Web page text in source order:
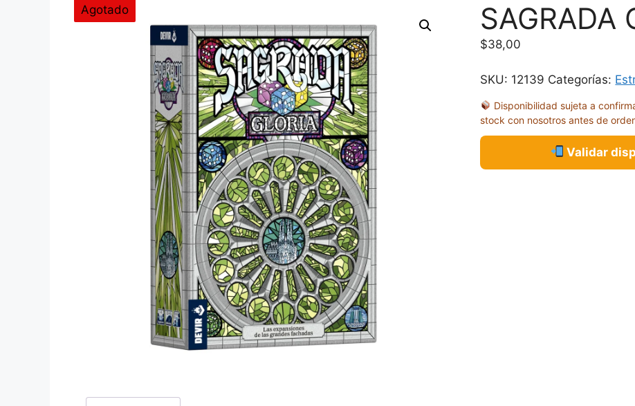
Agotado SAGRADA
$38,00
SKU: 12139 Categorías:
Disponibilidad sujeta a
stock con nosotros antes de
Validar